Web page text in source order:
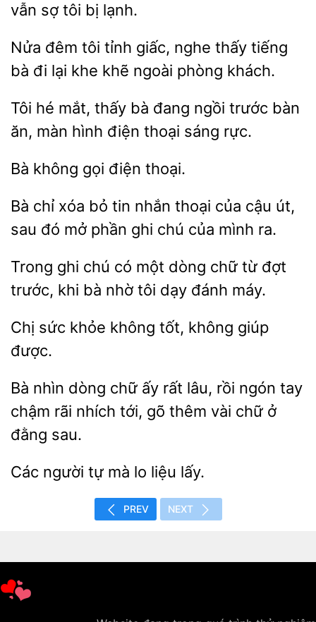
vẫn sợ tôi bị
Nửa đêm tôi
giấc, nghe thấy tiếng
đi lại khe khẽ ngoài phòng
Tôi hé mắt, bà đang
trước bàn
ăn, màn hình
thoại sáng rực.
điện thoại.
Bà chỉ bỏ tin nhắn
của cậu út,
sau đó mở phần
chú của mình ra.
Trong ghi chú có một dòng chữ từ đợt
trước, khi
tôi dạy đánh
Chị sức khỏe tốt, giúp
dòng chữ ấy rất lâu, rồi
tay
chậm rãi nhích tới, gõ thêm vài chữ ở
đằng sau.
Các người lo liệu
PREV NEXT